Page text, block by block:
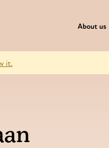
About us
it.